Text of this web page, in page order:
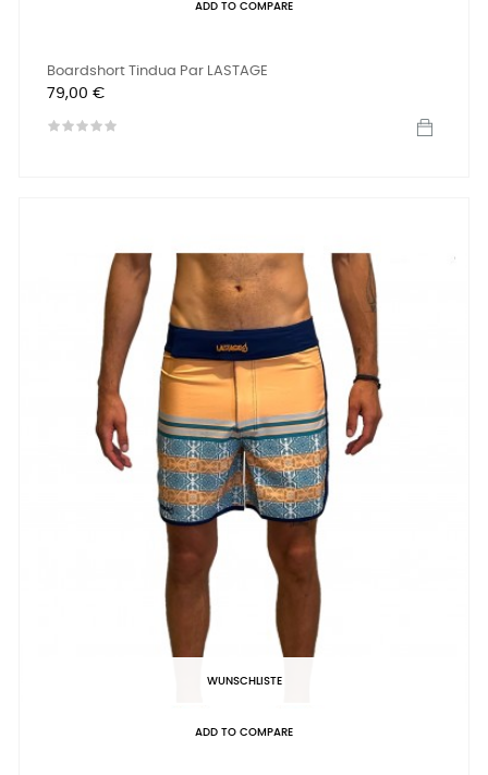
ADD TO COMPARE
Boardshort Tindua Par LASTAGE
Preis
79,00 €
WUNSCHLISTE
ADD TO COMPARE